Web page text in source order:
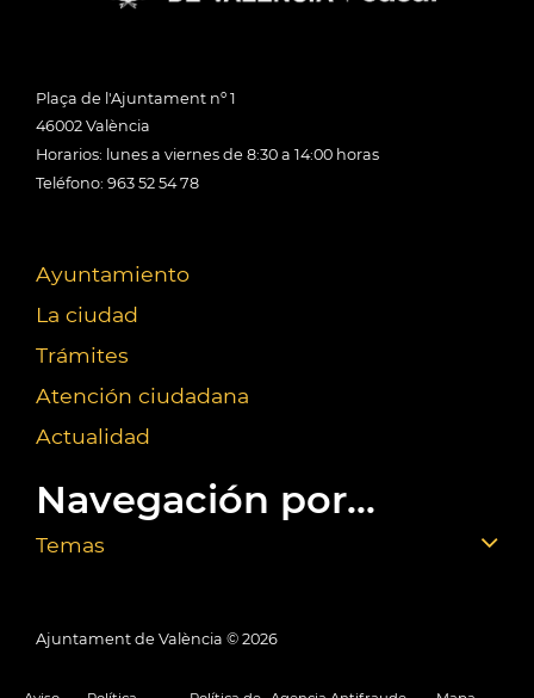
Plaça de l'Ajuntament nº 1
46002 València
Horarios: lunes a viernes de 8:30 a 14:00 horas
Teléfono: 963 52 54 78
Ayuntamiento
La ciudad
Trámites
Atención ciudadana
Actualidad
Navegación por...
Temas
Ajuntament de València © 2026